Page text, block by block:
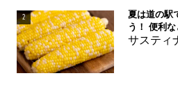
2
夏は道の駅
う！ 便利
サスティ